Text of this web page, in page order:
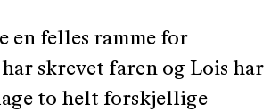
en felles ramme for
skrevet faren og Lois har
to helt forskjellige